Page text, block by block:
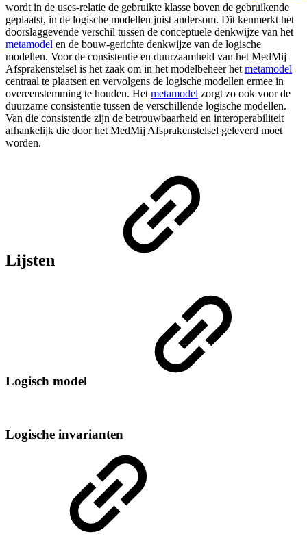
wordt in de uses-relatie de gebruikte klasse boven de gebruikende
geplaatst, in de logische modellen juist andersom. Dit kenmerkt het
doorslaggevende verschil tussen de conceptuele denkwijze van het
metamodel en de bouw-gerichte denkwijze van de logische
modellen. Voor de consistentie en duurzaamheid van het MedMij
Afsprakenstelsel is het zaak om in het modelbeheer het metamodel
centraal te plaatsen en vervolgens de logische modellen ermee in
overeenstemming te houden. Het metamodel zorgt zo ook voor de
duurzame consistentie tussen de verschillende logische modellen.
Van die consistentie zijn de betrouwbaarheid en interoperabiliteit
afhankelijk die door het MedMij Afsprakenstelsel geleverd moet
worden.
Lijsten
Logisch model
Logische invarianten